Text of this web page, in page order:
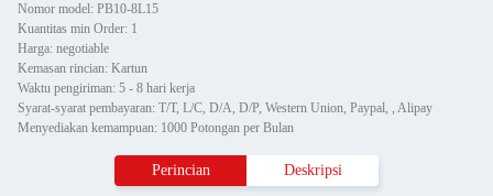
Nomor model: PB10-8L15
Kuantitas min Order: 1
Harga: negotiable
Kemasan rincian: Kartun
Waktu pengiriman: 5 - 8 hari kerja
Syarat-syarat pembayaran: T/T, L/C, D/A, D/P, Western Union, Paypal, , Alipay
Menyediakan kemampuan: 1000 Potongan per Bulan
Perincian Deskripsi